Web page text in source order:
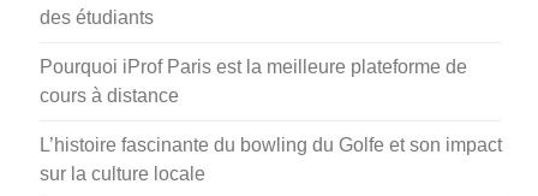
des étudiants
Pourquoi iProf Paris est la meilleure plateforme de
cours à distance
L’histoire fascinante du bowling du Golfe et son impact
sur la culture locale